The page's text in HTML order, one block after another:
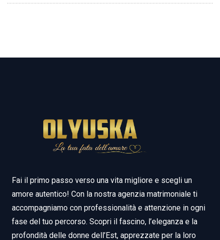
Fai il primo passo verso una vita migliore e scegli un
amore autentico! Con la nostra agenzia matrimoniale ti
accompagniamo con professionalità e attenzione in ogni
fase del tuo percorso. Scopri il fascino, l’eleganza e la
profondità delle donne dell’Est, apprezzate per la loro